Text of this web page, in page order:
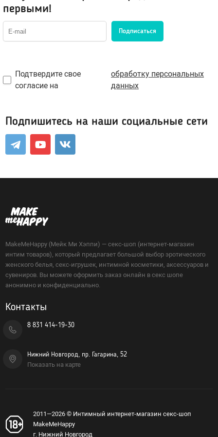
Возбуждающие средства
Для мужчин
Для двоих
Презервативы
Подарочные сертификаты
первыми!
Подписаться
Подтвердите свое
согласие на
обработку персональных
данных
Подпишитесь на наши социальные сети
MakeMeHappy (Мейк Ми Хэппи) — секс-шоп (интернет-магазин
интим товаров), который предлагает большой выбор эротического
женского белья, секс-игрушек, интимной косметики, аксессуаров и
сувениров. Вы можете оформить заказ онлайн в секс шопе
анонимно и конфиденциально.
Контакты
8 831 414-19-30
Нижний Новгород, пр. Гагарина, 52
Показать на карте
2011—2026 © Интимный интернет-магазин секс-шоп
MakeMeHappy
г. Нижний Новгород